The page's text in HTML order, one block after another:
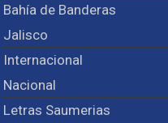
Bahía de Banderas
Jalisco
Internacional
Nacional
Letras Saumerias